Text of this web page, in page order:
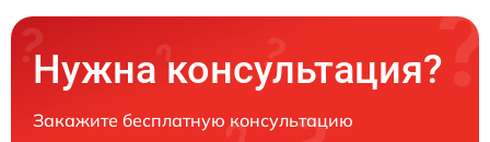
Нужна консультация?
Закажите бесплатную консультацию